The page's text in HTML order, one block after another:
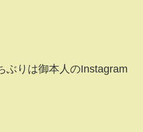
ぶりは御本人のInstagram